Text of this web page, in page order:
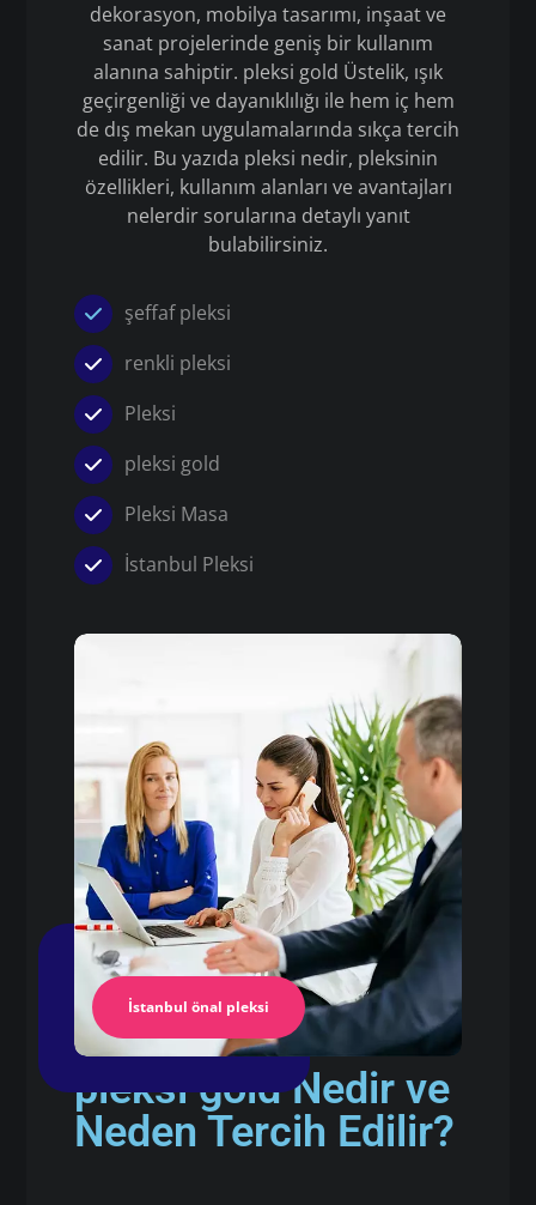
İstanbul önal pleksi
dekorasyon, mobilya tasarımı, inşaat ve
sanat projelerinde geniş bir kullanım
alanına sahiptir. pleksi gold Üstelik, ışık
geçirgenliği ve dayanıklılığı ile hem iç hem
de dış mekan uygulamalarında sıkça tercih
edilir. Bu yazıda pleksi nedir, pleksinin
özellikleri, kullanım alanları ve avantajları
nelerdir sorularına detaylı yanıt
bulabilirsiniz.
şeffaf pleksi
renkli pleksi
Pleksi
pleksi gold
Pleksi Masa
İstanbul Pleksi
pleksi gold Nedir ve
Neden Tercih Edilir?